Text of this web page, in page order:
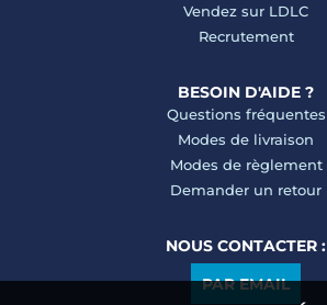
Vendez sur LDLC
Recrutement
BESOIN D'AIDE ?
Questions fréquentes
Modes de livraison
Modes de règlement
Demander un retour
NOUS CONTACTER :
PAR EMAIL